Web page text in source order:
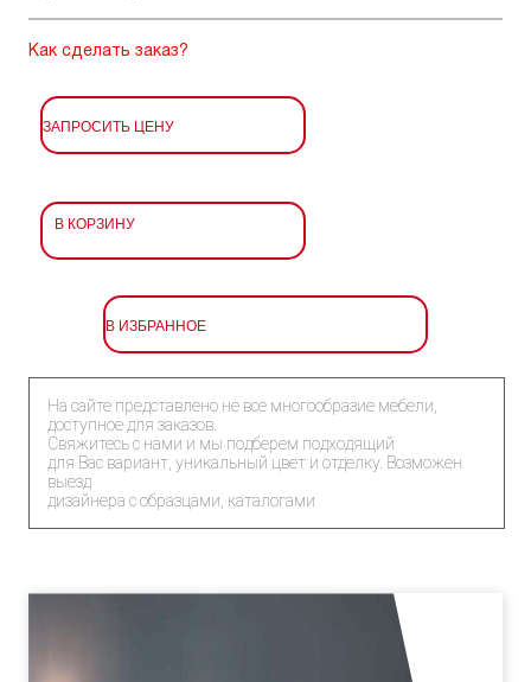
Как сделать заказ?
ЗАПРОСИТЬ ЦЕНУ
В КОРЗИНУ
В ИЗБРАННОЕ
На сайте представлено не все многообразие мебели,
доступное для заказов.
Свяжитесь с нами и мы подберем подходящий
для Вас вариант, уникальный цвет и отделку. Возможен
выезд
дизайнера с образцами, каталогами